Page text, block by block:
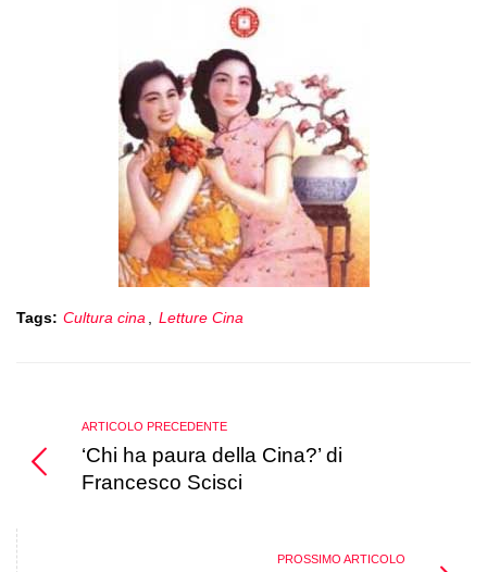
Tags: Cultura cina , Letture Cina
ARTICOLO PRECEDENTE
‘Chi ha paura della Cina?’ di
Francesco Scisci
PROSSIMO ARTICOLO